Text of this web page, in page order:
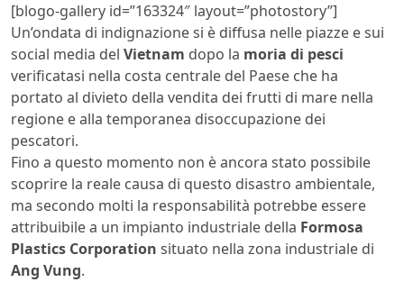
[blogo-gallery id=”163324″ layout=”photostory”]
Un’ondata di indignazione si è diffusa nelle piazze e sui
social media del Vietnam dopo la moria di pesci
verificatasi nella costa centrale del Paese che ha
portato al divieto della vendita dei frutti di mare nella
regione e alla temporanea disoccupazione dei
pescatori.
Fino a questo momento non è ancora stato possibile
scoprire la reale causa di questo disastro ambientale,
ma secondo molti la responsabilità potrebbe essere
attribuibile a un impianto industriale della Formosa
Plastics Corporation situato nella zona industriale di
Ang Vung.